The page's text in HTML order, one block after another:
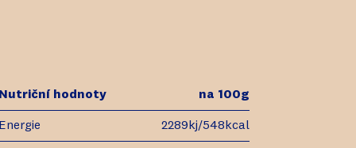
hodnoty na 100g
2289kj/548kcal